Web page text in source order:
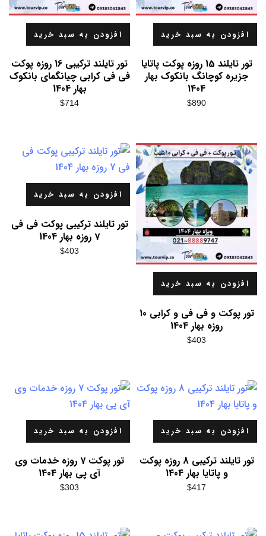
افزودن به سبد خرید
تور تایلند 15 روزه پوکت پاتایا
جزیره کوچانگ بانکوک بهار
1404
$890
افزودن به سبد خرید
تور تایلند ترکیبی 16 روزه پوکت
فی فی کرابی چیانگمای بانکوک
بهار 1404
$714
افزودن به سبد خرید
تور پوکت و فی فی و کرابی 10
روزه بهار 1404
$403
افزودن به سبد خرید
تور تایلند ترکیبی پوکت فی فی
7 روزه بهار 1404
$403
افزودن به سبد خرید
تور تایلند ترکیبی 8 روزه پوکت
و پاتایا بهار 1404
$417
افزودن به سبد خرید
تور پوکت 7 روزه خدمات وی
آی پی بهار 1404
$303